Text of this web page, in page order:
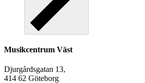
Musikcentrum Väst
Djurgårdsgatan 13,
414 62 Göteborg